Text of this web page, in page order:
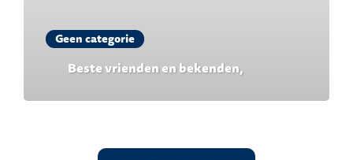
Geen categorie
Beste vrienden en bekenden,